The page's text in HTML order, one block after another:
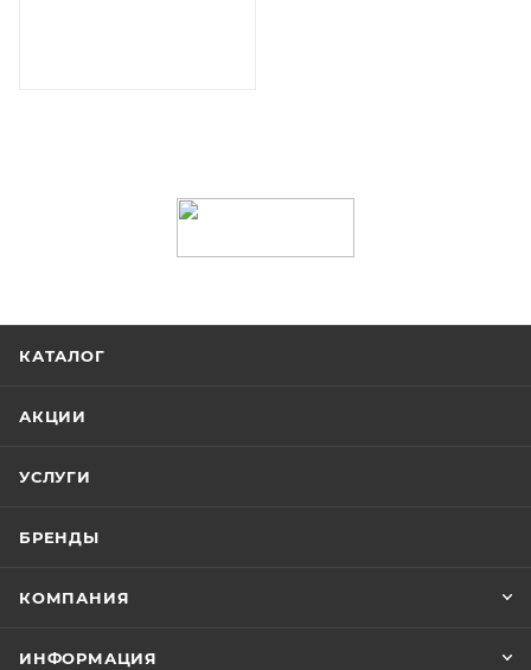
КАТАЛОГ
АКЦИИ
УСЛУГИ
БРЕНДЫ
КОМПАНИЯ
ИНФОРМАЦИЯ